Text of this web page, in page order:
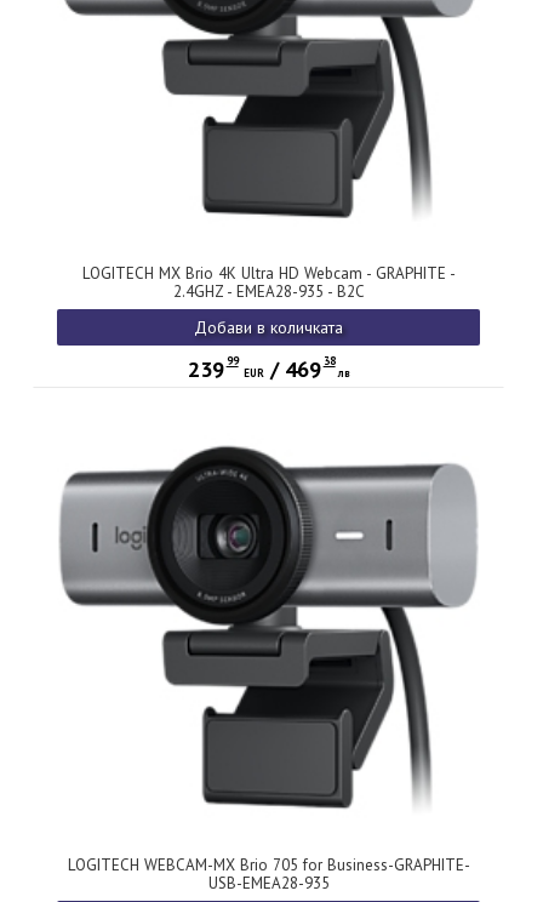
LOGITECH MX Brio 4K Ultra HD Webcam - GRAPHITE -
2.4GHZ - EMEA28-935 - B2C
Добави в количката
239 99
EUR/ 469 38
лв
LOGITECH WEBCAM-MX Brio 705 for Business-GRAPHITE-
USB-EMEA28-935